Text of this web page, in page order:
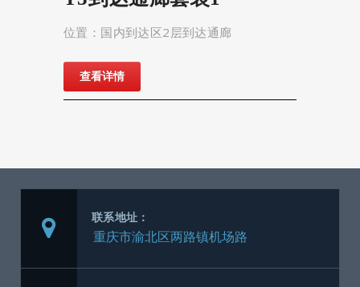
位置：国内到达区2层到达通廊
查看详情
联系地址：